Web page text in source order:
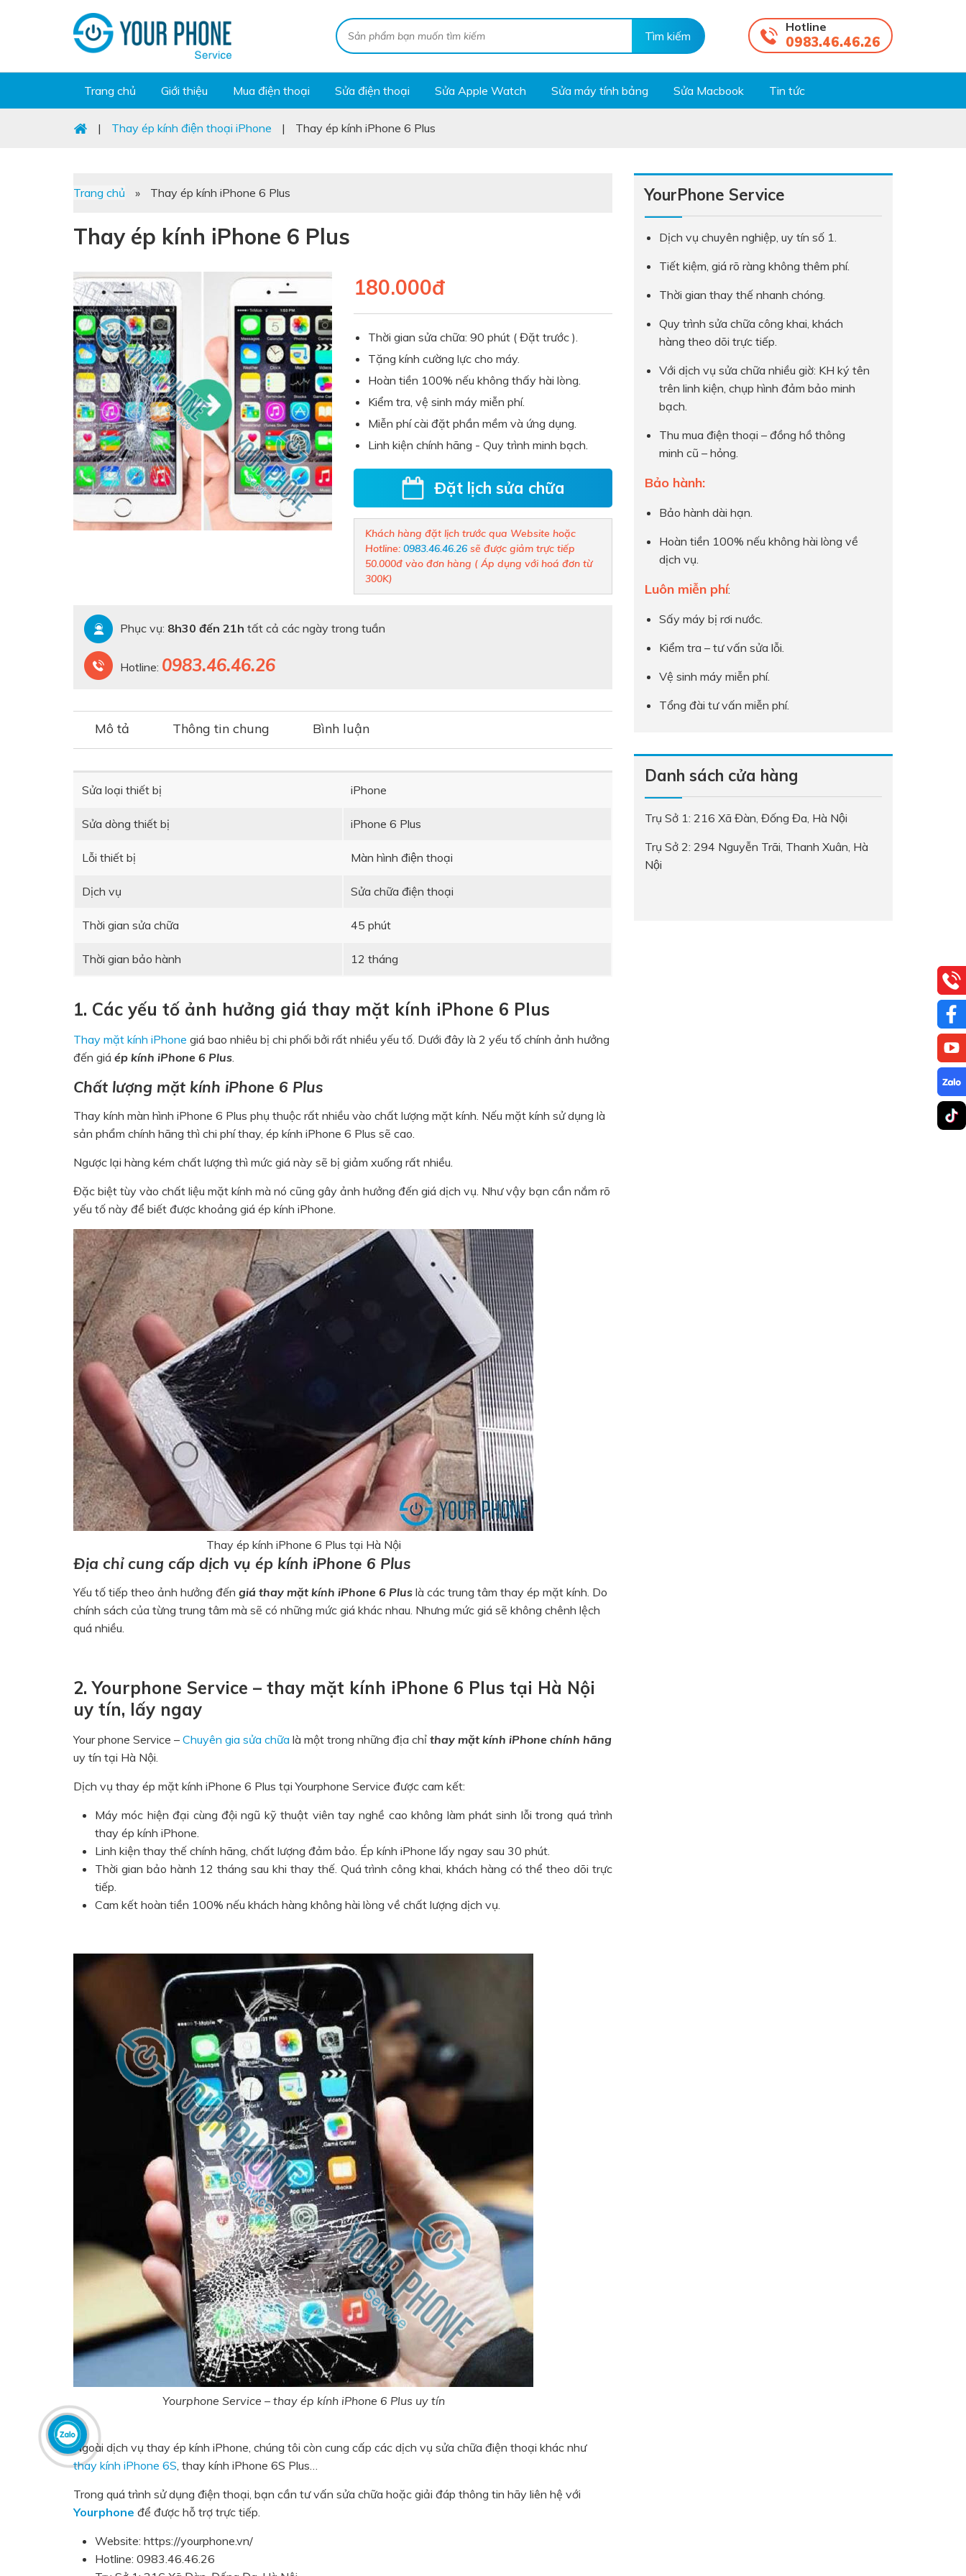
Hotline
0983.46.46.26
Trang chủ Giới thiệu Mua điện thoại Sửa điện thoại Sửa Apple Watch Sửa máy tính bảng Sửa Macbook Tin tức
| Thay ép kính điện thoại iPhone | Thay ép kính iPhone 6 Plus
Trang chủ » Thay ép kính iPhone 6 Plus
Thay ép kính iPhone 6 Plus
180.000đ
Thời gian sửa chữa: 90 phút ( Đặt trước ).
Tặng kính cường lực cho máy.
Hoàn tiền 100% nếu không thấy hài lòng.
Kiểm tra, vệ sinh máy miễn phí.
Miễn phí cài đặt phần mềm và ứng dụng.
Linh kiện chính hãng - Quy trình minh bạch.
Đặt lịch sửa chữa
Khách hàng đặt lịch trước qua Website hoặc
Hotline: 0983.46.46.26 sẽ được giảm trực tiếp
50.000đ vào đơn hàng ( Áp dụng với hoá đơn từ
300K)
Phục vụ: 8h30 đến 21h tất cả các ngày trong tuần
Hotline: 0983.46.46.26
Mô tả Thông tin chung Bình luận
Sửa loại thiết bị iPhone
Sửa dòng thiết bị iPhone 6 Plus
Lỗi thiết bị Màn hình điện thoại
Dịch vụ Sửa chữa điện thoại
Thời gian sửa chữa 45 phút
Thời gian bảo hành 12 tháng
1. Các yếu tố ảnh hưởng giá thay mặt kính iPhone 6 Plus
Thay mặt kính iPhone giá bao nhiêu bị chi phối bởi rất nhiều yếu tố. Dưới đây là 2 yếu tố chính ảnh hưởng
đến giá ép kính iPhone 6 Plus.
Chất lượng mặt kính iPhone 6 Plus
Thay kính màn hình iPhone 6 Plus phụ thuộc rất nhiều vào chất lượng mặt kính. Nếu mặt kính sử dụng là
sản phẩm chính hãng thì chi phí thay, ép kính iPhone 6 Plus sẽ cao.
Ngược lại hàng kém chất lượng thì mức giá này sẽ bị giảm xuống rất nhiều.
Đặc biệt tùy vào chất liệu mặt kính mà nó cũng gây ảnh hưởng đến giá dịch vụ. Như vậy bạn cần nắm rõ
yếu tố này để biết được khoảng giá ép kính iPhone.
Thay ép kính iPhone 6 Plus tại Hà Nội
Địa chỉ cung cấp dịch vụ ép kính iPhone 6 Plus
Yếu tố tiếp theo ảnh hưởng đến giá thay mặt kính iPhone 6 Plus là các trung tâm thay ép mặt kính. Do
chính sách của từng trung tâm mà sẽ có những mức giá khác nhau. Nhưng mức giá sẽ không chênh lệch
quá nhiều.
2. Yourphone Service – thay mặt kính iPhone 6 Plus tại Hà Nội
uy tín, lấy ngay
Your phone Service – Chuyên gia sửa chữa là một trong những địa chỉ thay mặt kính iPhone chính hãng
uy tín tại Hà Nội.
Dịch vụ thay ép mặt kính iPhone 6 Plus tại Yourphone Service được cam kết:
Máy móc hiện đại cùng đội ngũ kỹ thuật viên tay nghề cao không làm phát sinh lỗi trong quá trình
thay ép kính iPhone.
Linh kiện thay thế chính hãng, chất lượng đảm bảo. Ép kính iPhone lấy ngay sau 30 phút.
Thời gian bảo hành 12 tháng sau khi thay thế. Quá trình công khai, khách hàng có thể theo dõi trực
tiếp.
Cam kết hoàn tiền 100% nếu khách hàng không hài lòng về chất lượng dịch vụ.
Yourphone Service – thay ép kính iPhone 6 Plus uy tín
Ngoài dịch vụ thay ép kính iPhone, chúng tôi còn cung cấp các dịch vụ sửa chữa điện thoại khác như
thay kính iPhone 6S, thay kính iPhone 6S Plus…
Trong quá trình sử dụng điện thoại, bạn cần tư vấn sửa chữa hoặc giải đáp thông tin hãy liên hệ với
Yourphone để được hỗ trợ trực tiếp.
Website: https://yourphone.vn/
Hotline: 0983.46.46.26
YourPhone Service
Dịch vụ chuyên nghiệp, uy tín số 1.
Tiết kiệm, giá rõ ràng không thêm phí.
Thời gian thay thế nhanh chóng.
Quy trình sửa chữa công khai, khách
hàng theo dõi trực tiếp.
Với dịch vụ sửa chữa nhiều giờ: KH ký tên
trên linh kiện, chụp hình đảm bảo minh
bạch.
Thu mua điện thoại – đồng hồ thông
minh cũ – hỏng.
Bảo hành:
Bảo hành dài hạn.
Hoàn tiền 100% nếu không hài lòng về
dịch vụ.
Luôn miễn phí:
Sấy máy bị rơi nước.
Kiểm tra – tư vấn sửa lỗi.
Vệ sinh máy miễn phí.
Tổng đài tư vấn miễn phí.
Danh sách cửa hàng
Trụ Sở 1: 216 Xã Đàn, Đống Đa, Hà Nội
Trụ Sở 2: 294 Nguyễn Trãi, Thanh Xuân, Hà
Nội